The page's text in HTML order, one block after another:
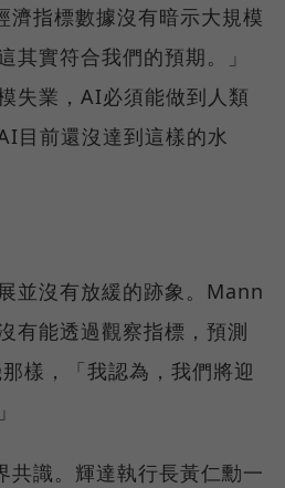
濟指標數據沒有暗示大規模
其實符合我們的預期。」
失業，AI必須能做到人類
目前還沒達到這樣的水
並沒有放緩的跡象。Mann
有能透過觀察指標，預測
樣，「我認為，我們將迎
共識。輝達執行長黃仁勳一